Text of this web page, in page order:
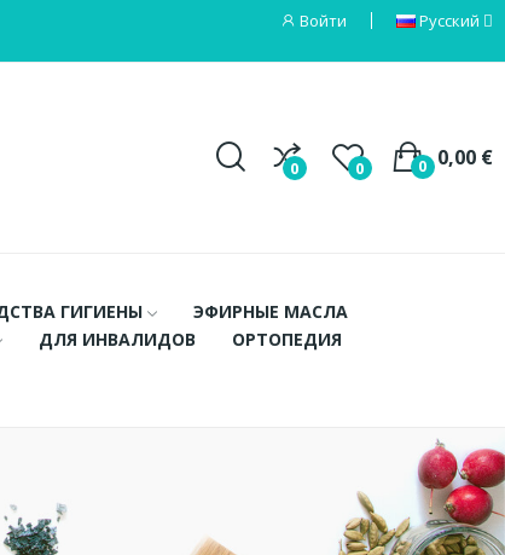
Войти Русский
0 0 0,00 €
0
ГИГИЕНЫ
ЭФИРНЫЕ МАСЛА
ДЛЯ ИНВАЛИДОВ
ОРТОПЕДИЯ